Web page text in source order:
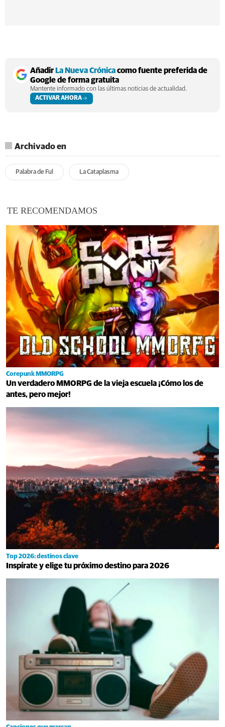
AñadirLa Nueva Crónicacomo fuente preferida de
Google de forma gratuita
Mantente informado con las últimas noticias de actualidad.
ACTIVAR AHORA
Archivado en
Palabra de Ful La Cataplasma
TE RECOMENDAMOS
Corepunk MMORPG
Un verdadero MMORPG de la vieja escuela ¡Cómo los de
antes, pero mejor!
Top 2026: destinos clave
Inspírate y elige tu próximo destino para 2026